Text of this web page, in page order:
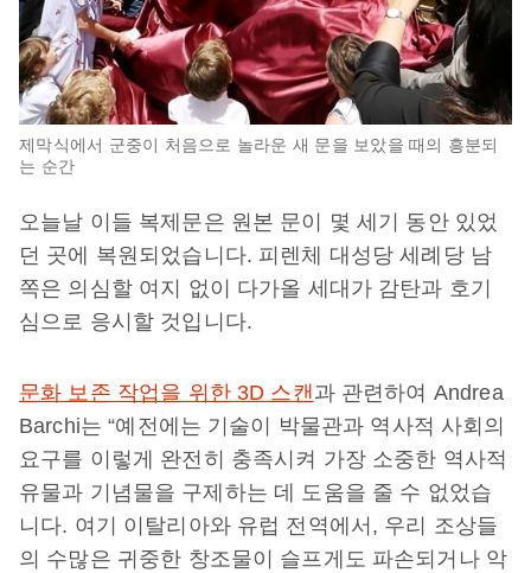
제막식에서 군중이 처음으로 놀라운 새 문을 보았을 때의 흥분되
는 순간
오늘날 이들 복제문은 원본 문이 몇 세기 동안 있었
던 곳에 복원되었습니다. 피렌체 대성당 세례당 남
쪽은 의심할 여지 없이 다가올 세대가 감탄과 호기
심으로 응시할 것입니다.
문화 보존 작업을 위한 3D 스캔과 관련하여 Andrea
Barchi는 “예전에는 기술이 박물관과 역사적 사회의
요구를 이렇게 완전히 충족시켜 가장 소중한 역사적
유물과 기념물을 구제하는 데 도움을 줄 수 없었습
니다. 여기 이탈리아와 유럽 전역에서, 우리 조상들
의 수많은 귀중한 창조물이 슬프게도 파손되거나 악